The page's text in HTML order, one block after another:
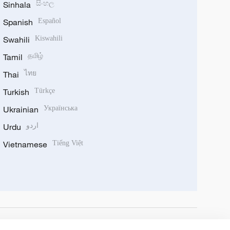
Sinhala සිංහල
Spanish Español
Swahili Kiswahili
Tamil தமிழ்
Thai ไทย
Turkish Türkçe
Ukrainian Українська
Urdu اردو
Vietnamese Tiếng Việt